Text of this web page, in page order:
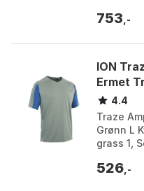
som
753 ,-
ION
Ermet
4.4
Traze
Grønn L
grass 1,
526 ,-